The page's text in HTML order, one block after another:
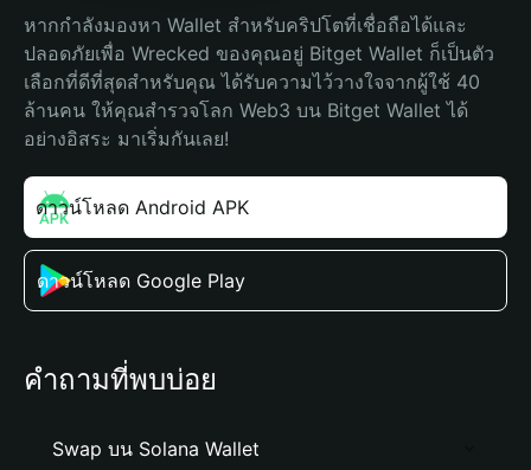
หากกำลังมองหา Wallet สำหรับคริปโตที่เชื่อถือได้และ
ปลอดภัยเพื่อ Wrecked ของคุณอยู่ Bitget Wallet ก็เป็นตัว
เลือกที่ดีที่สุดสำหรับคุณ ได้รับความไว้วางใจจากผู้ใช้ 40
ล้านคน ให้คุณสำรวจโลก Web3 บน Bitget Wallet ได้
อย่างอิสระ มาเริ่มกันเลย!
ดาวน์โหลด Android APK
ดาวน์โหลด Google Play
คำถามที่พบบ่อย
Swap บน Solana Wallet